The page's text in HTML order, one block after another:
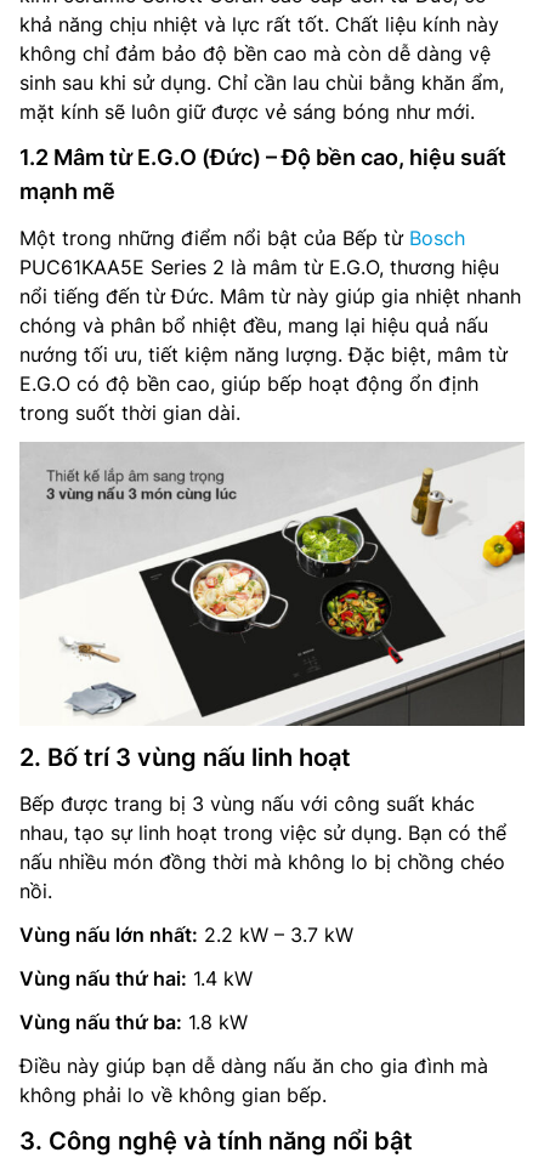
khả năng chịu nhiệt và lực rất tốt. Chất liệu kính này
không chỉ đảm bảo độ bền cao mà còn dễ dàng vệ
sinh sau khi sử dụng. Chỉ cần lau chùi bằng khăn ẩm,
mặt kính sẽ luôn giữ được vẻ sáng bóng như mới.
1.2 Mâm từ E.G.O (Đức) – Độ bền cao, hiệu suất
mạnh mẽ
Một trong những điểm nổi bật của Bếp từ Bosch
PUC61KAA5E Series 2 là mâm từ E.G.O, thương hiệu
nổi tiếng đến từ Đức. Mâm từ này giúp gia nhiệt nhanh
chóng và phân bổ nhiệt đều, mang lại hiệu quả nấu
nướng tối ưu, tiết kiệm năng lượng. Đặc biệt, mâm từ
E.G.O có độ bền cao, giúp bếp hoạt động ổn định
trong suốt thời gian dài.
2. Bố trí 3 vùng nấu linh hoạt
Bếp được trang bị 3 vùng nấu với công suất khác
nhau, tạo sự linh hoạt trong việc sử dụng. Bạn có thể
nấu nhiều món đồng thời mà không lo bị chồng chéo
nồi.
Vùng nấu lớn nhất: 2.2 kW – 3.7 kW
Vùng nấu thứ hai: 1.4 kW
Vùng nấu thứ ba: 1.8 kW
Điều này giúp bạn dễ dàng nấu ăn cho gia đình mà
không phải lo về không gian bếp.
3. Công nghệ và tính năng nổi bật